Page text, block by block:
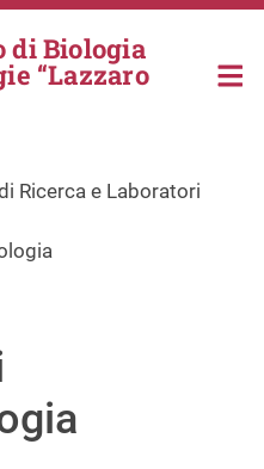
di Biologia
“Lazzaro
Ricerca e Laboratori
social